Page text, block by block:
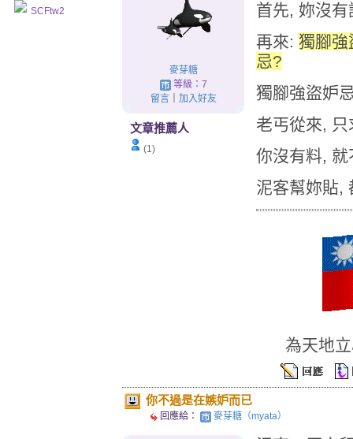
SCFtw2
麥芽糖
等級：7
留言｜ 加入好友
文章推薦人
(1)
首先, 妳沒
再來: 獨腳強
忌?
獨腳強盜妒
老丐從來,
你沒有料,
泥客幫妳貼,
為天地
你不過是在嫉妒而已
回應給： 麥芽糖（myata）